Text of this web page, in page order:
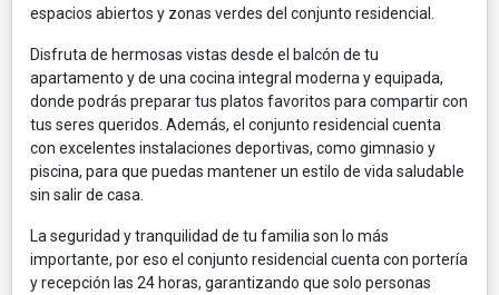
espacios abiertos y zonas verdes del conjunto residencial.
Disfruta de hermosas vistas desde el balcón de tu
apartamento y de una cocina integral moderna y equipada,
donde podrás preparar tus platos favoritos para compartir con
tus seres queridos. Además, el conjunto residencial cuenta
con excelentes instalaciones deportivas, como gimnasio y
piscina, para que puedas mantener un estilo de vida saludable
sin salir de casa.
La seguridad y tranquilidad de tu familia son lo más
importante, por eso el conjunto residencial cuenta con portería
y recepción las 24 horas, garantizando que solo personas